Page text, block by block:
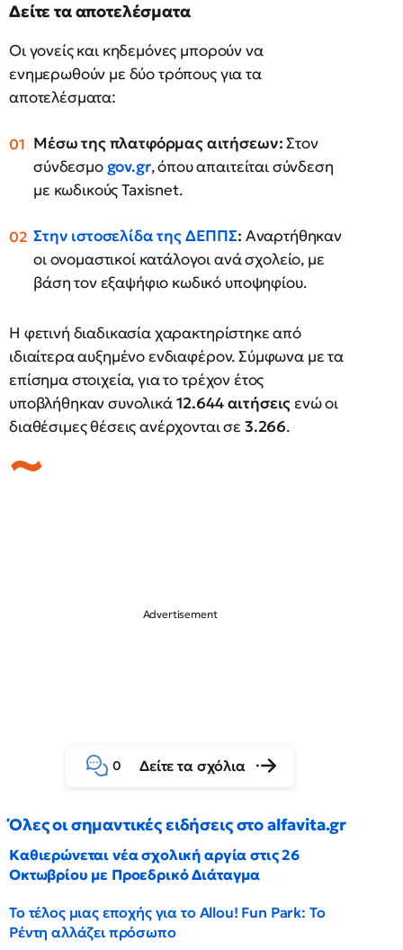
Δείτε τα αποτελέσματα
Οι γονείς και κηδεμόνες μπορούν να
ενημερωθούν με δύο τρόπους για τα
αποτελέσματα:
Μέσω της πλατφόρμας αιτήσεων:Στον
σύνδεσμο gov.gr, όπου απαιτείται σύνδεση
με κωδικούς Taxisnet.
Στην ιστοσελίδα της ΔΕΠΠΣ: Αναρτήθηκαν
οι ονομαστικοί κατάλογοι ανά σχολείο, με
βάση τον εξαψήφιο κωδικό υποψηφίου.
Η φετινή διαδικασία χαρακτηρίστηκε από
ιδιαίτερα αυξημένο ενδιαφέρον. Σύμφωνα με τα
επίσημα στοιχεία, για το τρέχον έτος
υποβλήθηκαν συνολικά12.644 αιτήσειςενώ οι
διαθέσιμες θέσεις ανέρχονται σε 3.266.
0 Δείτε τα σχόλια
Όλες οι σημαντικές ειδήσεις στο alfavita.gr
Καθιερώνεται νέα σχολική αργία στις 26
Οκτωβρίου με Προεδρικό Διάταγμα
Το τέλος μιας εποχής για το Allou! Fun Park: Το
Ρέντη αλλάζει πρόσωπο